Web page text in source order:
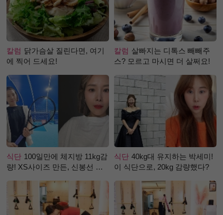
칼럼 닭가슴살 질린다면, 여기
에 찍어 드세요!
칼럼 살빠지는 디톡스 빼빼주
스? 모르고 마시면 더 살쩌요!
식단 100일만에 체지방 11kg감
량! XS사이즈 만든, 신봉선 식
식단 40kg대 유지하는 박세미!
이 식단으로, 20kg 감량했다?